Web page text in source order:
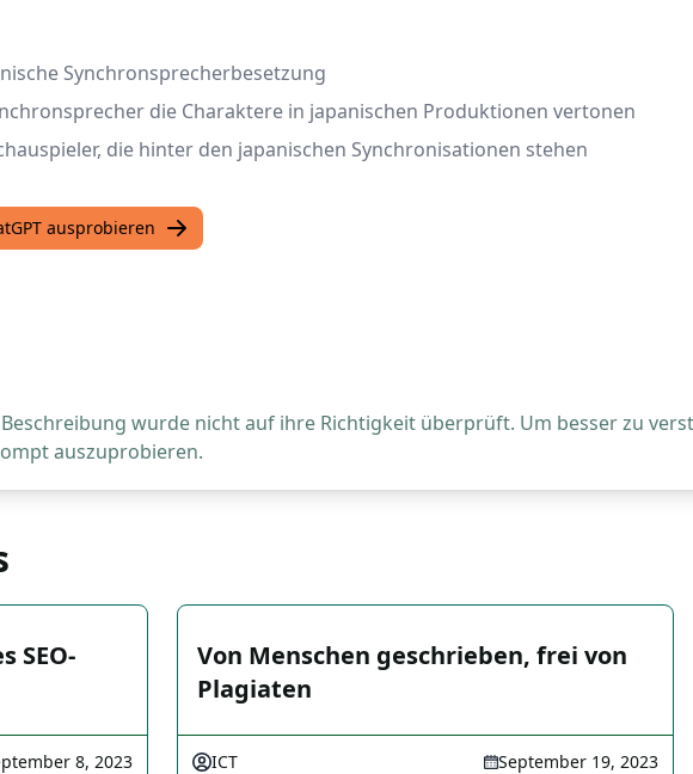
Synchronsprecherbesetzung
die Charaktere in japanischen Produktionen vertonen
die hinter den japanischen Synchronisationen stehen
ausprobieren
wurde nicht auf ihre Richtigkeit überprüft. Um besser zu
auszuprobieren.
SEO-
8, 2023
Von Menschen geschrieben, frei von
Plagiaten
ICT September 19, 2023